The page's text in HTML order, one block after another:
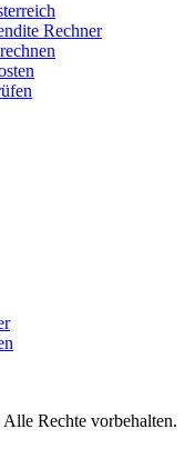
Rechner
Rechte vorbehalten.